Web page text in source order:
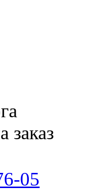
05